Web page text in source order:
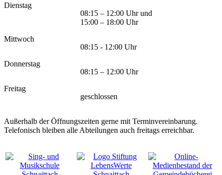
Dienstag
08:15 – 12:00 Uhr und
15:00 – 18:00 Uhr
Mittwoch
08:15 - 12:00 Uhr
Donnerstag
08:15 – 12:00 Uhr
Freitag
geschlossen
Außerhalb der Öffnungszeiten gerne mit Terminvereinbarung.
Telefonisch bleiben alle Abteilungen auch freitags erreichbar.